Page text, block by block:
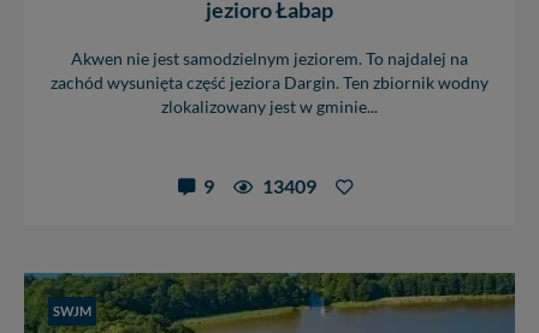
jezioro Łabap
Akwen nie jest samodzielnym jeziorem. To najdalej na
zachód wysunięta część jeziora Dargin. Ten zbiornik wodny
zlokalizowany jest w gminie...
9 13409
SWJM
Wiejska 17, 11-500 Giżycko. Możesz z nami
W każdej chwili możesz: zażądać dostępu do swoich
danych, zażądać ich poprawienia lub usunięcia,
praw w odniesieniu do informacji zawartych w plikach
Dziękujemy, i życzmy miłego odkrywania Mazur na
nowo...